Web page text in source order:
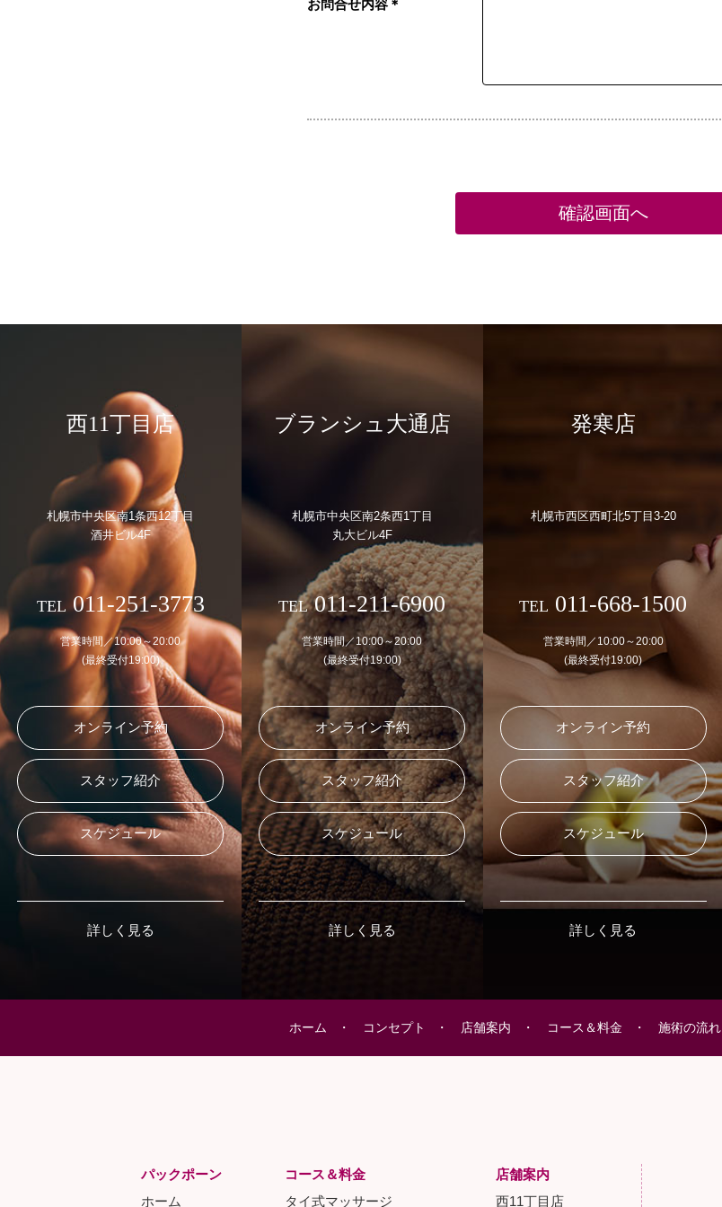
お問合せ内容 ＊
西11丁目店
札幌市中央区南1条西12丁目
酒井ビル4F
TEL 011-251-3773
営業時間／10:00～20:00
(最終受付19:00)
オンライン予約
スタッフ紹介
スケジュール
詳しく見る
ブランシュ大通店
札幌市中央区南2条西1丁目
丸大ビル4F
TEL011-211-6900
営業時間／10:00～20:00
(最終受付19:00)
オンライン予約
スタッフ紹介
スケジュール
詳しく見る
発寒店
札幌市西区西町北5丁目3-20
TEL 011-668-1500
営業時間／10:00～20:00
(最終受付19:00)
オンライン予約
スタッフ紹介
スケジュール
詳しく見る
ホーム コンセプト 店舗案内 コース＆料金 施術の流れ
パックポーン
ホーム
コース＆料金
タイ式マッサージ
店舗案内
西11丁目店